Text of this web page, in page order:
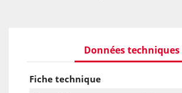
Données techniques
Fiche technique